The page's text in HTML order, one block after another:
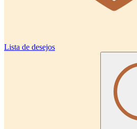
Lista de desejos